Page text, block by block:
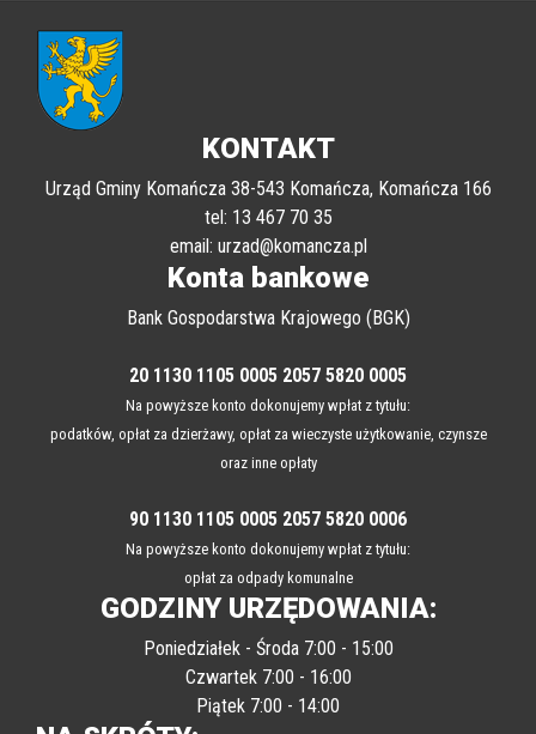
KONTAKT
Urząd Gminy Komańcza 38-543 Komańcza, Komańcza 166
tel: 13 467 70 35
email: urzad@komancza.pl
Konta bankowe
Bank Gospodarstwa Krajowego (BGK)
opłat za odpady komunalne
GODZINY URZĘDOWANIA:
Poniedziałek - Środa 7:00 - 15:00
Czwartek 7:00 - 16:00
Piątek 7:00 - 14:00